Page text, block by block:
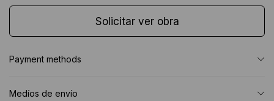
Solicitar ver obra
Payment methods
Medíos de envío